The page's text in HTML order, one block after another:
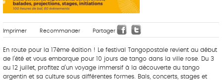
Imprimer Recommander Partager
En route pour la 17ème édition ! Le festival Tangopostale revient au début
de l’été et vous embarque pour 10 jours de tango dans la ville rose. Du 3
au 12 juillet, profitez d’un voyage immersif à la découverte du tango
argentin et sa culture sous différentes formes. Bals, concerts, stages et